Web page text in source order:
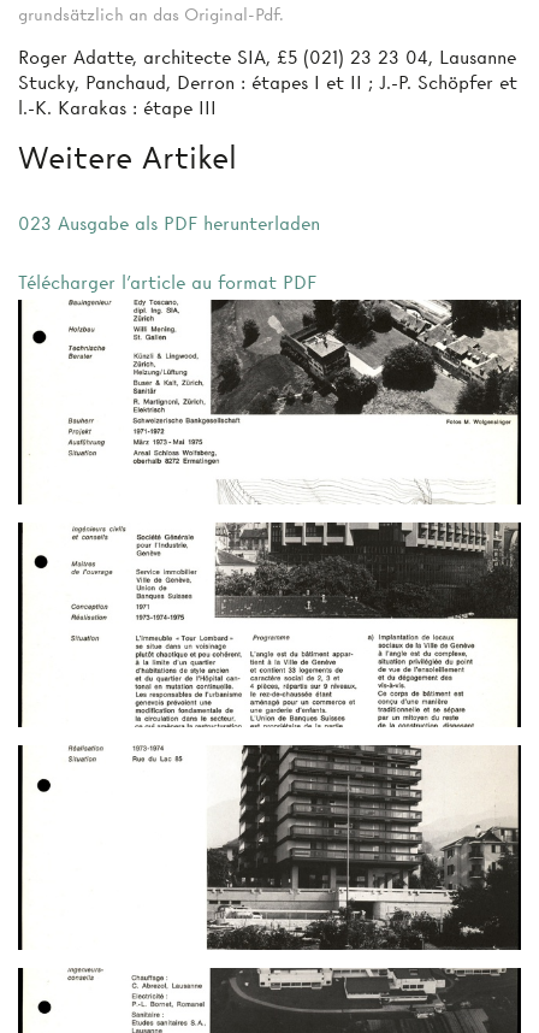
grundsätzlich an das Original-Pdf.
Roger Adatte, architecte SIA, £5 (021) 23 23 04, Lausanne
Stucky, Panchaud, Derron : étapes I et II ; J.-P. Schöpfer et
l.-K. Karakas : étape III
Weitere Artikel
023 Ausgabe als PDF herunterladen
Télécharger l'article au format PDF